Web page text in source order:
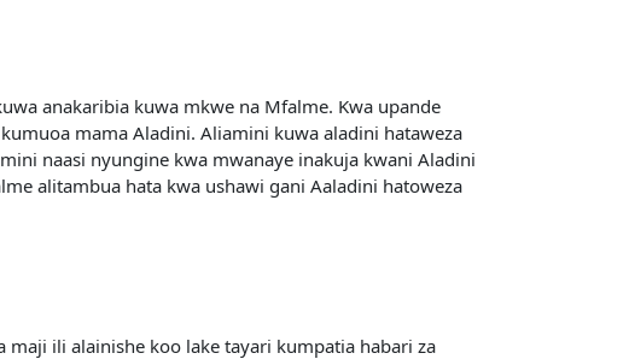
anakaribia kuwa mkwe na Mfalme. Kwa upande
mama Aladini. Aliamini kuwa aladini hataweza
naasi nyungine kwa mwanaye inakuja kwani Aladini
alitambua hata kwa ushawi gani Aaladini hatoweza
ili alainishe koo lake tayari kumpatia habari za